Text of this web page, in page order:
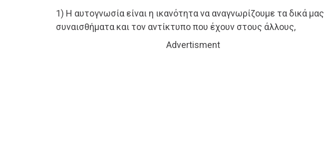
1) Η αυτογνωσία είναι η ικανότητα να αναγνωρίζουμε τα δικά μας
συναισθήματα και τον αντίκτυπο που έχουν στους άλλους,
Advertisment